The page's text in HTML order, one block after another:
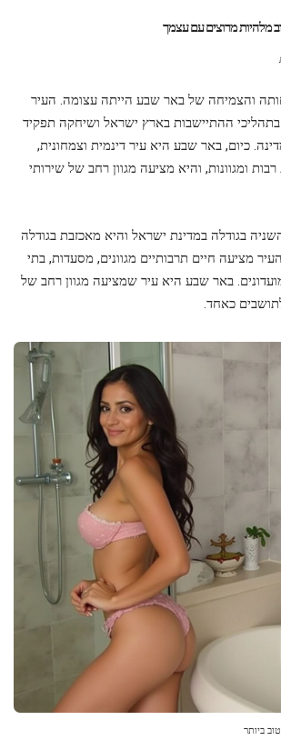
מלהיות מרוצים עם עצמך
והצמיחה של באר שבע הייתה עצומה. העיר
ההתיישבות בארץ ישראל ושיחקה תפקיד
כיום, באר שבע היא עיר דינמית וצמחונית,
ומגוונות, והיא מציעה מגוון רחב של שירותי
בגודלה במדינת ישראל והיא מאכזבת בגודלה
מציעה חיים תרבותיים מגוונים, מסעדות, בתי
באר שבע היא עיר שמציעה מגוון רחב של
כאחד.
ביותר